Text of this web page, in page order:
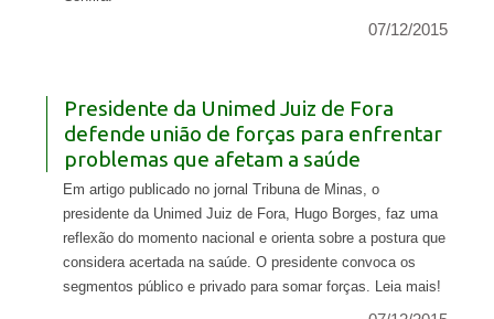
07/12/2015
Presidente da Unimed Juiz de Fora
defende união de forças para enfrentar
problemas que afetam a saúde
Em artigo publicado no jornal Tribuna de Minas, o
presidente da Unimed Juiz de Fora, Hugo Borges, faz uma
reflexão do momento nacional e orienta sobre a postura que
considera acertada na saúde. O presidente convoca os
segmentos público e privado para somar forças. Leia mais!